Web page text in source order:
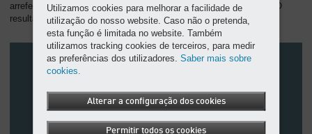
arrefecimento - por ex. em modo stand-by - o fluxo de água pára. O
resultado é uma eficiente utilização da água de arrefecimento.
Utilizamos cookies para melhorar a facilidade de
utilização do nosso website. Caso não o pretenda,
esta função é limitada no website. Também
utilizamos tracking cookies de terceiros, para medir
as preferências dos utilizadores.Saber mais sobre
cookies.
Alterar a configuração dos cookies
Permitir todos os cookies